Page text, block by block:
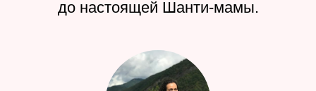
до настоящей Шанти-мамы.